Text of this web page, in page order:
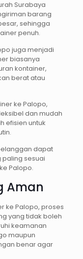
Surabaya
barang
sehingga
penuh.
juga menjadi
biasanya
kontainer,
berat atau
ke Palopo,
dan mudah
efisien untuk
dapat
sesuai
Palopo.
Aman
ke Palopo, proses
yang tidak boleh
keamanan
maupun
benar agar